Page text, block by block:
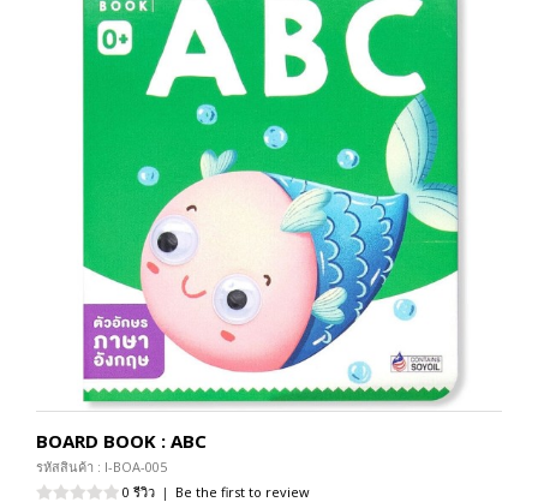
BOARD BOOK : ABC
รหัสสินค้า : I-BOA-005
0 รีวิว | Be the first to review